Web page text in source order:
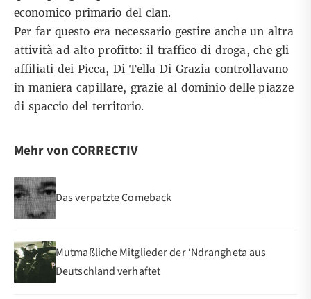
economico primario del clan.
Per far questo era necessario gestire anche un altra
attività ad alto profitto: il traffico di droga, che gli
affiliati dei Picca, Di Tella Di Grazia controllavano
in maniera capillare, grazie al dominio delle piazze
di spaccio del territorio.
Mehr von CORRECTIV
Das verpatzte Comeback
Mutmaßliche Mitglieder der ‘Ndrangheta aus
Deutschland verhaftet